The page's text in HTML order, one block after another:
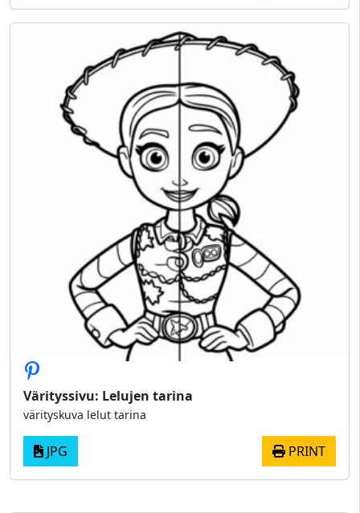
Värityssivu: Lelujen tarina
värityskuva lelut tarina
JPG PRINT